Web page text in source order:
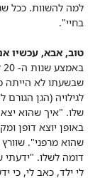
למה להשוות. ככל
בחיי".
טוב, אבא, עכשיו
שבשעתו לא הייתה
שלו. "איך שהוא
באופן יוצא דופן
שהוא מרפני".
דומה לשלו.